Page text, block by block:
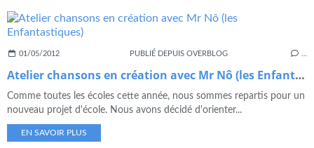
01/05/2012 PUBLIÉ DEPUIS OVERBLOG
Atelier chansons en création avec Mr Nô (les Enfantastiques)
Comme toutes les écoles cette année, nous sommes repartis pour un
nouveau projet d'école. Nous avons décidé d'orienter...
EN SAVOIR PLUS